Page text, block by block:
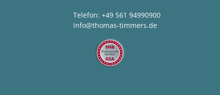
Telefon: +49 561 94990900
info@thomas-timmers.de